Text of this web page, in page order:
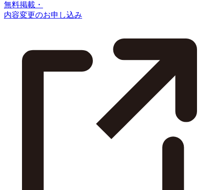
無料掲載・
内容変更のお申し込み